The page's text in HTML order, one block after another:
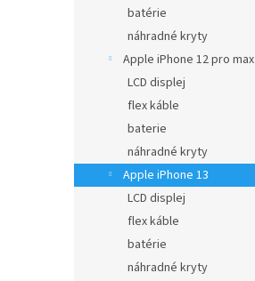
batérie
náhradné kryty
Apple iPhone 12 pro max
LCD displej
flex káble
baterie
náhradné kryty
Apple iPhone 13
LCD displej
flex káble
batérie
náhradné kryty